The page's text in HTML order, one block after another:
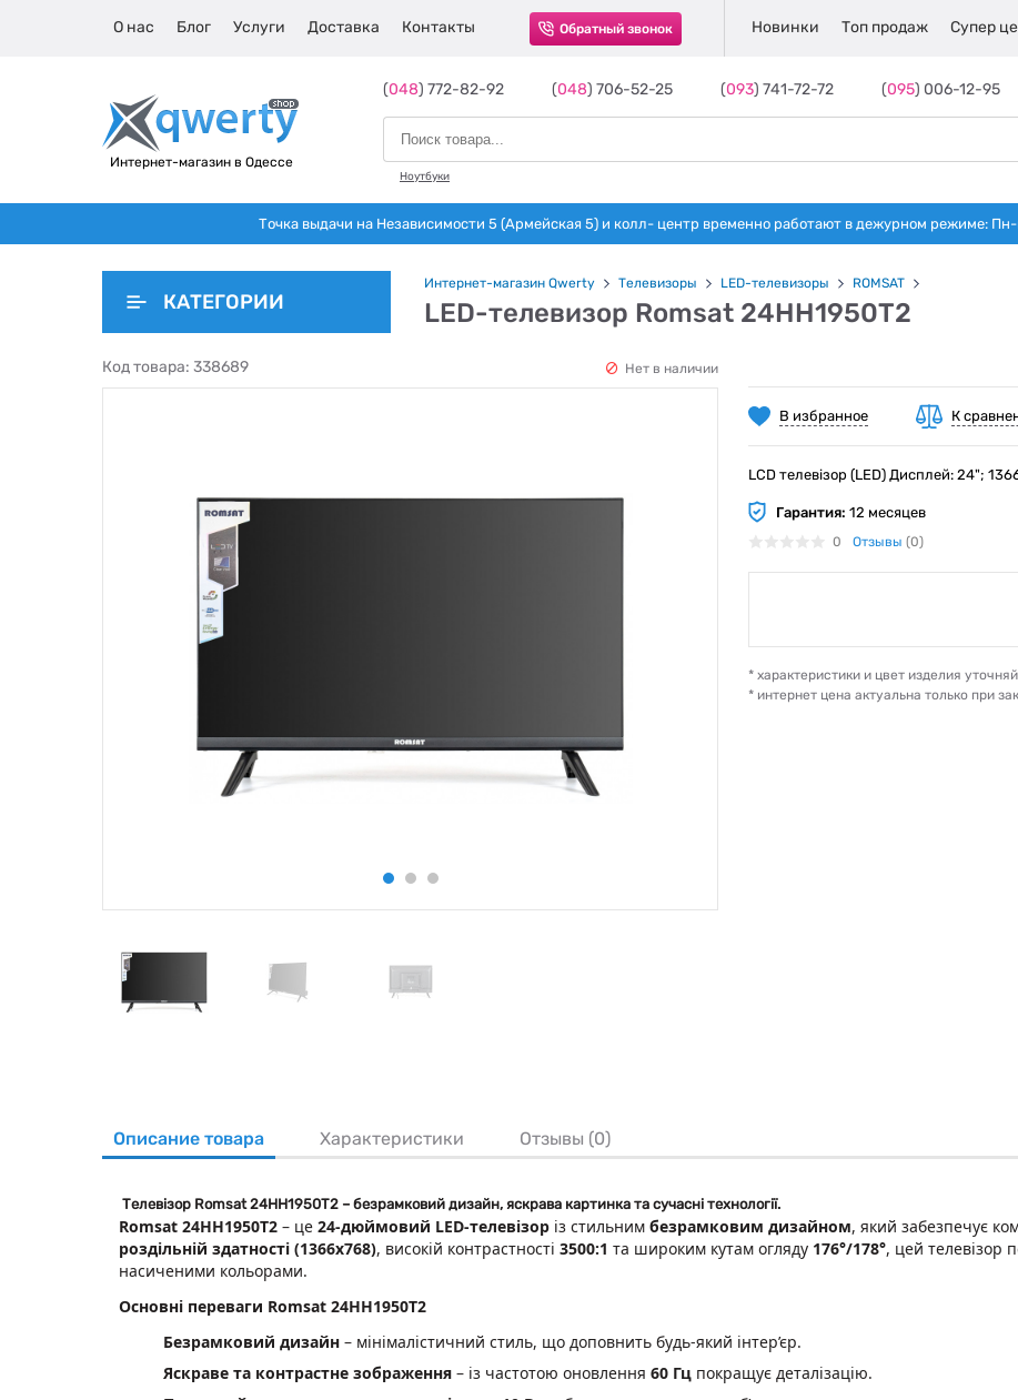
О нас Блог Услуги Доставка Контакты Обратный звонок Новинки Топ продаж Супер
Интернет-магазин в Одессе
(048) 772-82-92 (048) 706-52-25 (093) 741-72-72 (095) 006-12-95
Ноутбуки
Точка выдачи на Независимости 5 (Армейская 5) и колл- центр временно работают в дежурном режиме: Пн-
КАТЕГОРИИ
Интернет-магазин Qwerty Телевизоры LED-телевизоры ROMSAT
LED-телевизор Romsat 24HH1950T2
Код товара: 338689 Нет в наличии
В избранное К
LCD телевізор (LED) Дисплей: 24";
Гарантия: 12 месяцев
0 Отзывы (0)
* характеристики и цвет изделия
* интернет цена актуальна только при
Описание товара Характеристики Отзывы (0)
Телевізор Romsat 24HH1950T2 – безрамковий дизайн, яскрава картинка та сучасні технології.
Romsat 24HH1950T2 – це 24-дюймовий LED-телевізор із стильним безрамковим дизайном, який забезпечує
роздільній здатності (1366х768), високій контрастності 3500:1 та широким кутам огляду 176°/178°, цей телевізор
насиченими кольорами.
Основні переваги Romsat 24HH1950T2
Безрамковий дизайн – мінімалістичний стиль, що доповнить будь-який інтер’єр.
Яскраве та контрастне зображення – із частотою оновлення 60 Гц покращує деталізацію.